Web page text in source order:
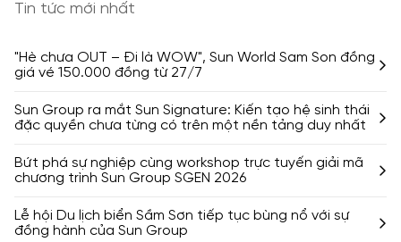
Tin tức mới nhất
"Hè chưa OUT – Đi là WOW", Sun World Sam Son đồng
giá vé 150.000 đồng từ 27/7
Sun Group ra mắt Sun Signature: Kiến tạo hệ sinh thái
đặc quyền chưa từng có trên một nền tảng duy nhất
Bứt phá sự nghiệp cùng workshop trực tuyến giải mã
chương trình Sun Group SGEN 2026
Lễ hội Du lịch biển Sầm Sơn tiếp tục bùng nổ với sự
đồng hành của Sun Group